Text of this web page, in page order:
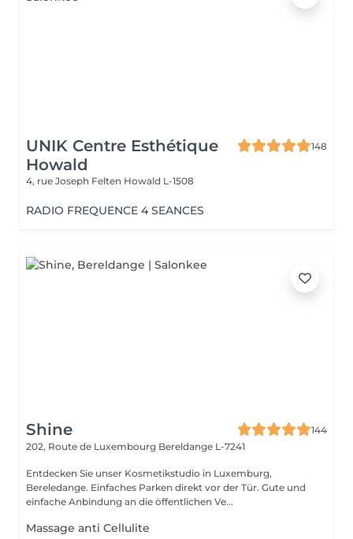
UNIK Centre Esthétique
Howald
148
4, rue Joseph Felten Howald L-1508
RADIO FREQUENCE 4 SEANCES
Shine
144
202, Route de Luxembourg Bereldange L-7241
Entdecken Sie unser Kosmetikstudio in Luxemburg,
Bereledange. Einfaches Parken direkt vor der Tür. Gute und
einfache Anbindung an die öffentlichen Ve...
Massage anti Cellulite